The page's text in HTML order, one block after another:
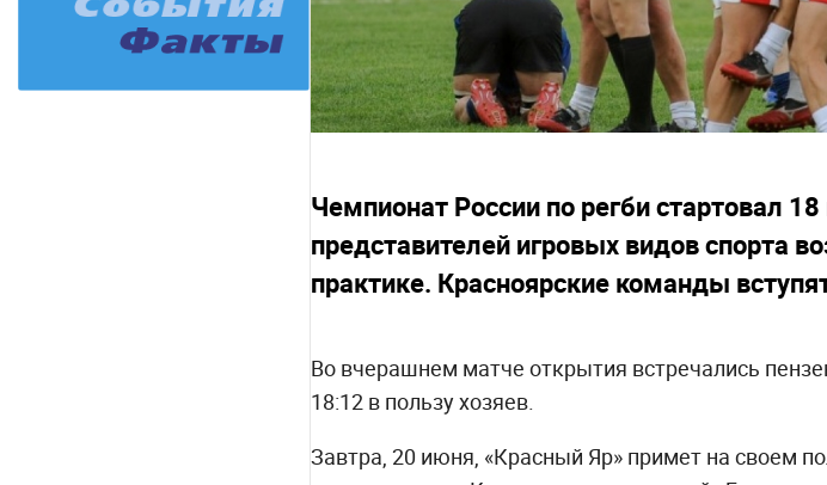
Чемпионат России по регби стартовал
представителей игровых видов спорта
практике. Красноярские команды
Во вчерашнем матче открытия встречались
18:12 в пользу хозяев.
Завтра, 20 июня, «Красный Яр» примет на своем